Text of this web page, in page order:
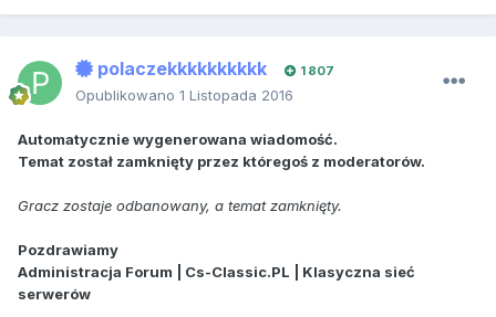
polaczekkkkkkkkkk 1 807
Opublikowano 1 Listopada 2016
Automatycznie wygenerowana wiadomość.
Temat został zamknięty przez któregoś z moderatorów.
Gracz zostaje odbanowany, a temat zamknięty.
Pozdrawiamy
Administracja Forum | Cs-Classic.PL | Klasyczna sieć
serwerów